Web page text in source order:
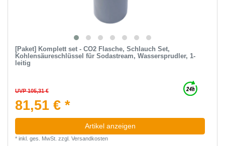
[Paket] Komplett set - CO2 Flasche, Schlauch Set,
Kohlensäureschlüssel für Sodastream, Wassersprudler, 1-
leitig
UVP 105,31 €
81,51 € *
Artikel anzeigen
* inkl. ges. MwSt. zzgl. Versandkosten